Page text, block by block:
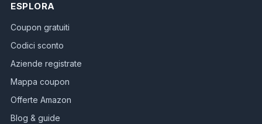
ESPLORA
Coupon gratuiti
Codici sconto
Aziende registrate
Mappa coupon
Offerte Amazon
Blog & guide